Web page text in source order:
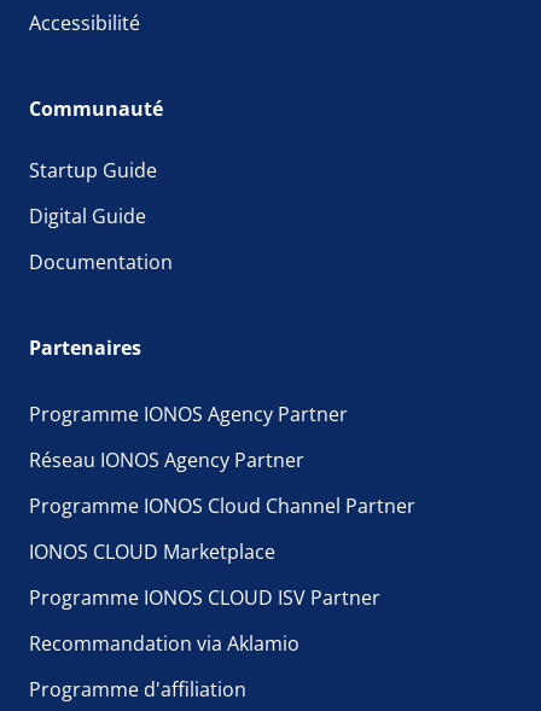
Accessibilité
Communauté
Startup Guide
Digital Guide
Documentation
Partenaires
Programme IONOS Agency Partner
Réseau IONOS Agency Partner
Programme IONOS Cloud Channel Partner
IONOS CLOUD Marketplace
Programme IONOS CLOUD ISV Partner
Recommandation via Aklamio
Programme d'affiliation